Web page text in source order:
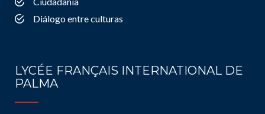
Diálogo entre culturas
LYCÉE FRANÇAIS INTERNATIONAL DE
PALMA